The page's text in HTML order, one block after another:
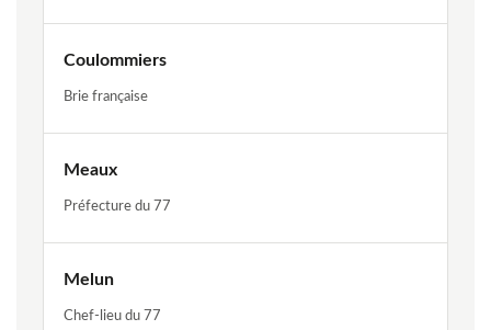
Coulommiers
Brie française
Meaux
Préfecture du 77
Melun
Chef-lieu du 77